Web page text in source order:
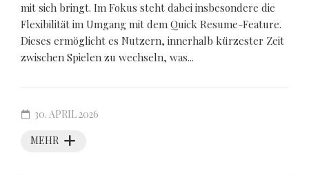
mit sich bringt. Im Fokus steht dabei insbesondere die
Flexibilität im Umgang mit dem Quick Resume-Feature.
Dieses ermöglicht es Nutzern, innerhalb kürzester Zeit
zwischen Spielen zu wechseln, was...
MEHR
30. APRIL 2026